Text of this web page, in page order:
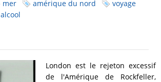
mer amérique du nord
voyage
alcool
London est le rejeton excessif
de l'Amérique de Rockfeller,